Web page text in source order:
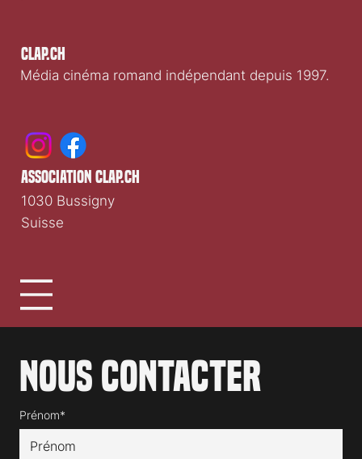
Clap.ch
Média cinéma romand indépendant depuis 1997.
Nous contacter
Prénom*
association clap.ch
1030 Bussigny
Suisse